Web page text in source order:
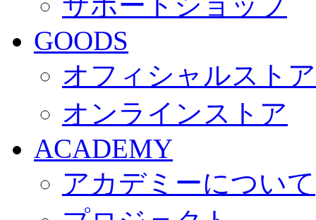
GOODS
オフィシャルスト
オンラインストア
ACADEMY
アカデミーについて